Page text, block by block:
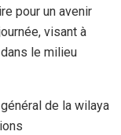
pour un avenir
visant à
le milieu
de la wilaya